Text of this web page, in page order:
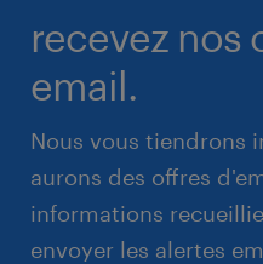
recevez nos
email.
Nous vous tiendrons
aurons des offres
informations
envoyer les alertes